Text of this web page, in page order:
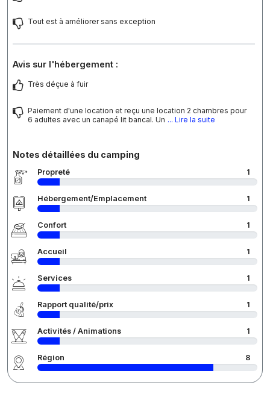
Tout est à améliorer sans exception
Avis sur l'hébergement :
Très déçue à fuir
Paiement d'une location et reçu une location 2 chambres pour
6 adultes avec un canapé lit bancal. Un ... Lire la suite
Notes détaillées du camping
Propreté 1
Hébergement/Emplacement 1
Confort 1
Accueil 1
Services 1
Rapport qualité/prix 1
Activités / Animations 1
Région 8